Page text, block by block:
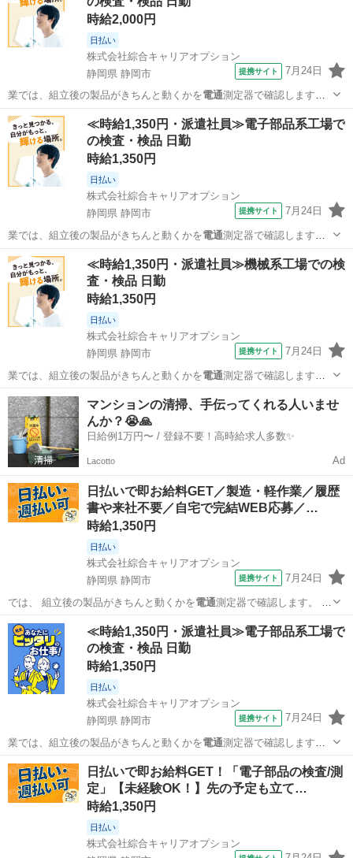
時給2,000円
日払い
株式会社綜合キャリアオプション
静岡県 静岡市
提携サイト 7月24日
業では、組立後の製品がきちんと動くかを電通測定器で確認します。
また、加工後の製…
静岡 静岡市 その他
≪時給1,350円・派遣社員≫電子部品系工場で
の検査・検品 日勤
時給1,350円
日払い
株式会社綜合キャリアオプション
静岡県 静岡市
提携サイト 7月24日
業では、組立後の製品がきちんと動くかを電通測定器で確認します。
また、加工後の製…
静岡 静岡市 その他
≪時給1,350円・派遣社員≫機械系工場での検
査・検品 日勤
時給1,350円
日払い
株式会社綜合キャリアオプション
静岡県 静岡市
提携サイト 7月24日
業では、組立後の製品がきちんと動くかを電通測定器で確認します。
また、加工後の製…
静岡 静岡市
マンションの清掃、手伝ってくれる人いませ
んか？😭🙏
日給例1万円〜 / 登録不要！高時給求人多数✨
Lacotto Ad
日払いで即お給料GET／製造・軽作業／履歴
書や来社不要／自宅で完結WEB応募／…
時給1,350円
日払い
株式会社綜合キャリアオプション
静岡県 静岡市
提携サイト 7月24日
では、 組立後の製品がきちんと動くかを電通測定器で確認します。 ま
た、 加工後の…
静岡 静岡市 工場
≪時給1,350円・派遣社員≫電子部品系工場で
の検査・検品 日勤
時給1,350円
日払い
株式会社綜合キャリアオプション
静岡県 静岡市
提携サイト 7月24日
業では、組立後の製品がきちんと動くかを電通測定器で確認します。
また、加工後の製…
静岡 静岡市 その他
日払いで即お給料GET！「電子部品の検査/測
定」【未経験OK！】先の予定も立て…
時給1,350円
日払い
株式会社綜合キャリアオプション